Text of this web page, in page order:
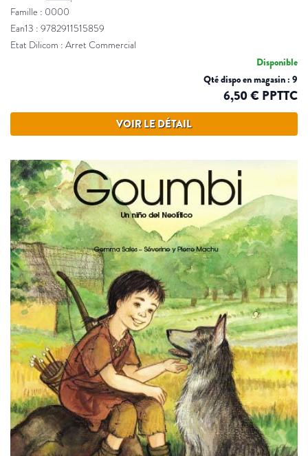
Famille : 0000
Ean13 : 9782911515859
Etat Dilicom : Arret Commercial
Disponible
Qté dispo en magasin : 9
6,50 € PPTTC
VOIR LE DÉTAIL